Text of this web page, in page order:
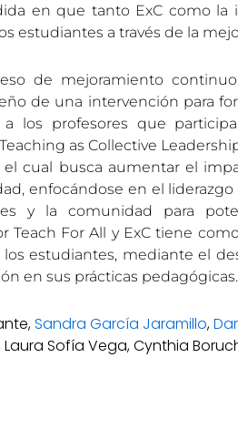
en que tanto ExC como la
estudiantes a través de la
de mejoramiento
de una intervención para
a los profesores que
as Collective
cual busca aumentar el
enfocándose en el
y la comunidad para
Teach For All y ExC tiene
los estudiantes, mediante el
en sus prácticas pedagógicas.
Sandra García Jaramillo,
Sofía Vega, Cynthia